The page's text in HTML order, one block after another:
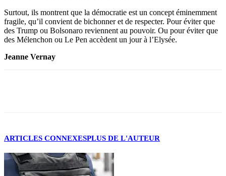
Surtout, ils montrent que la démocratie est un concept éminemment
fragile, qu’il convient de bichonner et de respecter. Pour éviter que
des Trump ou Bolsonaro reviennent au pouvoir. Ou pour éviter que
des Mélenchon ou Le Pen accèdent un jour à l’Elysée.
Jeanne Vernay
ARTICLES CONNEXESPLUS DE L'AUTEUR